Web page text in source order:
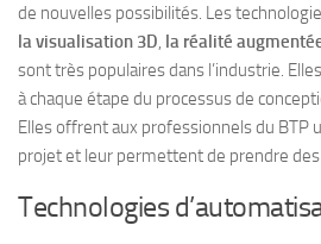
de nouvelles possibilités. Les
la visualisation 3D, la réalité
sont très populaires dans l’industrie.
à chaque étape du processus de
Elles offrent aux professionnels du BTP
projet et leur permettent de prendre
Technologies